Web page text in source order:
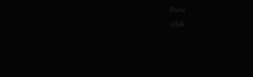
Peru
USA